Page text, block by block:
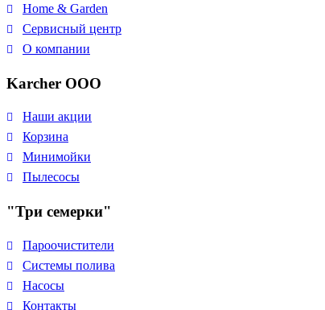
Home & Garden
Сервисный центр
О компании
Karcher ООО
Наши акции
Корзина
Минимойки
Пылесосы
"Три семерки"
Пароочистители
Системы полива
Насосы
Контакты